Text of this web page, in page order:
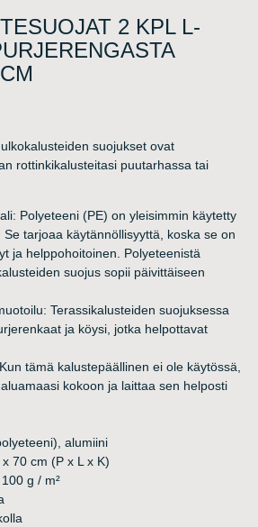
2 KPL L-
suojukset ovat
rottinkikalusteitasi puutarhassa tai
Polyeteeni (PE) on yleisimmin käytetty
Se tarjoaa käytännöllisyyttä, koska se on
ja helppohoitoinen. Polyeteenistä
suojus sopii päivittäiseen
Terassikalusteiden suojuksessa
ja köysi, jotka helpottavat
tämä kalustepäällinen ei ole käytössä,
kokoon ja laittaa sen helposti
alumiini
70 cm (P x L x K)
g / m²